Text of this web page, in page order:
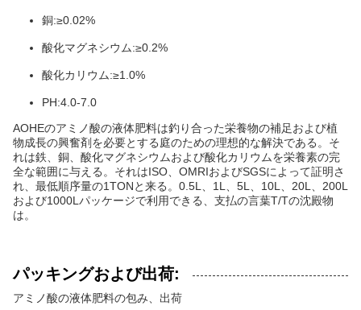
銅:≥0.02%
酸化マグネシウム:≥0.2%
酸化カリウム:≥1.0%
PH:4.0-7.0
AOHEのアミノ酸の液体肥料は釣り合った栄養物の補足および植
物成長の興奮剤を必要とする庭のための理想的な解決である。そ
れは鉄、銅、酸化マグネシウムおよび酸化カリウムを栄養素の完
全な範囲に与える。それはISO、OMRIおよびSGSによって証明さ
れ、最低順序量の1TONと来る。0.5L、1L、5L、10L、20L、200L
および1000Lパッケージで利用できる、支払の言葉T/Tの沈殿物
は。
パッキングおよび出荷:
アミノ酸の液体肥料の包み、出荷